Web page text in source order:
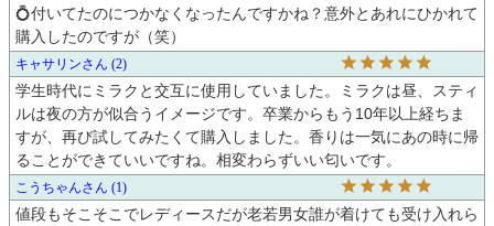
💍付いてたのにつかなくなったんですかね？意外とあれにひかれて
購入したのですが（笑）
キャサリン 2
学生時代にミラクと交互に使用していました。ミラクは昼、スティ
ルは夜の方が似合うイメージです。卒業からもう10年以上経ちま
すが、再び試してみたくて購入しました。香りは一気にあの時に帰
ることができていいですね。相変わらずいい匂いです。
こうちゃん 1
値段もそこそこでレディースだが老若男女誰が着けても受け入れら